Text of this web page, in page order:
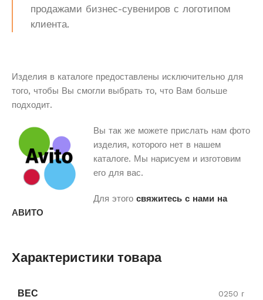
продажами бизнес-сувениров с логотипом
клиента.
Изделия в каталоге предоставлены исключительно для
того, чтобы Вы смогли выбрать то, что Вам больше
подходит.
Вы так же можете прислать нам фото
изделия, которого нет в нашем
каталоге. Мы нарисуем и изготовим
его для вас.
Для этого свяжитесь с нами на
АВИТО
Характеристики товара
ВЕС 0250 г